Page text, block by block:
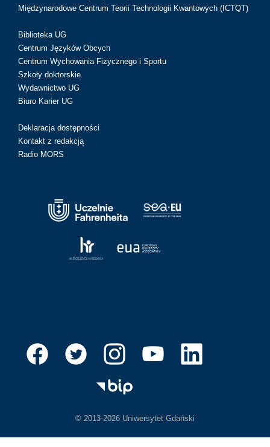
Międzynarodowe Centrum Teorii Technologii Kwantowych (ICTQT)
Biblioteka UG
Centrum Języków Obcych
Centrum Wychowania Fizycznego i Sportu
Szkoły doktorskie
Wydawnictwo UG
Biuro Karier UG
Deklaracja dostępności
Kontakt z redakcją
Radio MORS
© 2013-2026 Uniwersytet Gdański